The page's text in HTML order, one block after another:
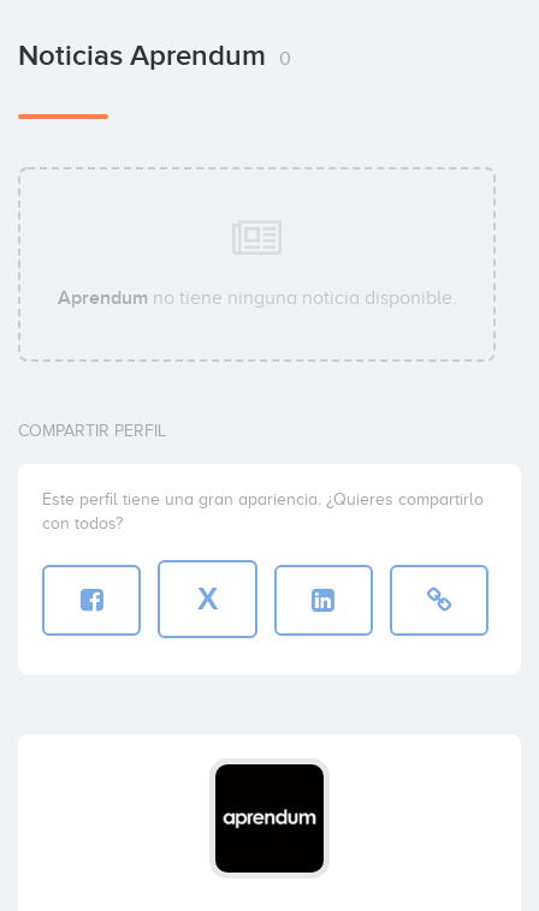
Noticias Aprendum 0
Aprendum no tiene ninguna noticia disponible.
COMPARTIR PERFIL
Este perfil tiene una gran apariencia. ¿Quieres compartirlo
con todos?
X